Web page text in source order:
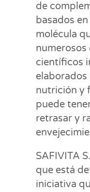
de
basados
molécula
numerosos
científicos
nutrición y
puede
retrasar y
SAFIVITA
que está
iniciativa